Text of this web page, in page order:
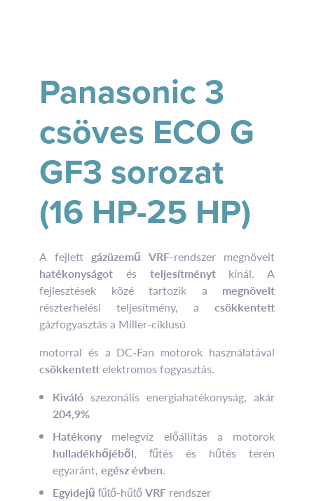
Panasonic 3
csöves ECO G
GF3 sorozat
(16 HP-25 HP)
A fejlett gázüzemű VRF-rendszer megnövelt
hatékonyságot és teljesítménytkínál. A
fejlesztések közé tartozik a megnövelt
részterhelési teljesítmény, a csökkentett
gázfogyasztás a Miller-ciklusú
motorral és a DC-Fan motorok használatával
csökkentettelektromos fogyasztás.
Kiváló szezonális energiahatékonyság, akár
204,9%
Hatékony melegvíz előállítás a motorok
hulladékhőjéből, fűtés és hűtés terén
egyaránt,egész évben.
Egyidejű fűtő-hűtőVRF rendszer